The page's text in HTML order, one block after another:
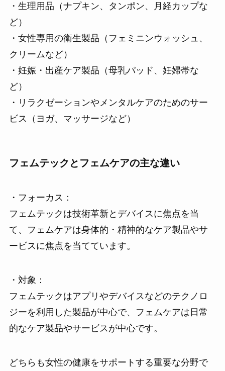
・生理用品（ナプキン、タンポン、月経カップな
ど）
・女性専用の衛生製品（フェミニンウォッシュ、
クリームなど）
・妊娠・出産ケア製品（母乳パッド、妊婦帯な
ど）
・リラクゼーションやメンタルケアのためのサー
ビス（ヨガ、マッサージなど）
フェムテックとフェムケアの主な違い
・フォーカス：
フェムテックは技術革新とデバイスに焦点を当
て、フェムケアは身体的・精神的なケア製品やサ
ービスに焦点を当てています。
・対象：
フェムテックはアプリやデバイスなどのテクノロ
ジーを利用した製品が中心で、フェムケアは日常
的なケア製品やサービスが中心です。
どちらも女性の健康をサポートする重要な分野で